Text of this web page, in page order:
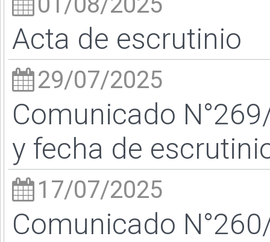
Acta de escrutinio
29/07/2025
Comunicado
y fecha de
17/07/2025
Comunicado